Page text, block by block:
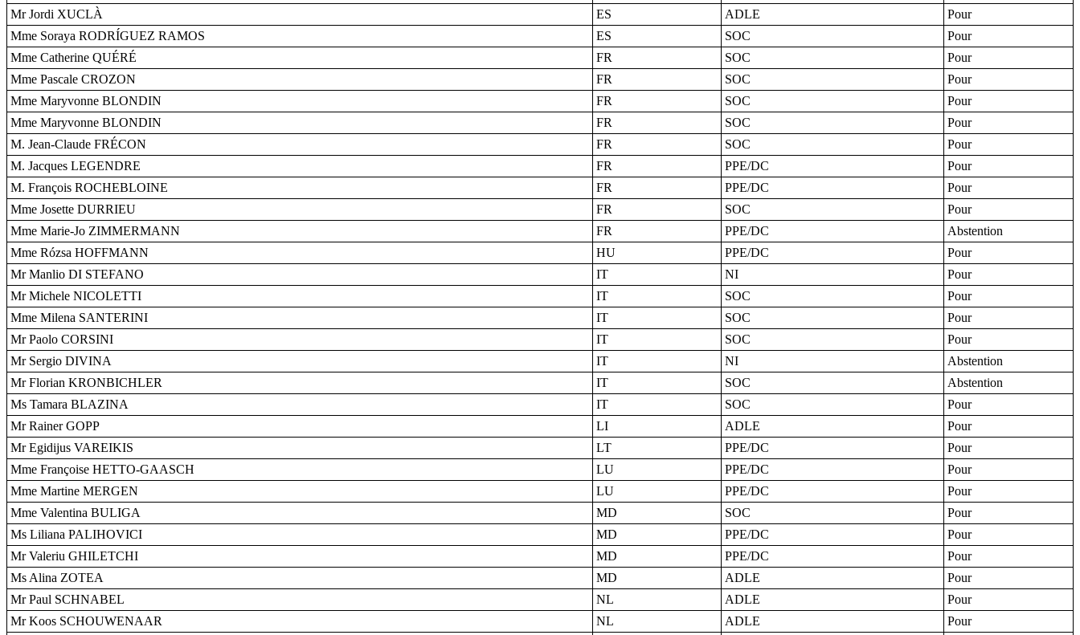
Mr Jordi XUCLÀ
ES ADLE
Pour
Mme Soraya RODRÍGUEZ RAMOS
ES SOC
Pour
Mme Catherine QUÉRÉ
FR SOC
Pour
Mme Pascale CROZON
FR SOC
Pour
Mme Maryvonne BLONDIN
FR SOC
Pour
Mme Maryvonne BLONDIN
FR SOC
Pour
M. Jean-Claude FRÉCON
FR SOC
Pour
M. Jacques LEGENDRE
FR PPE/DC
Pour
M. François ROCHEBLOINE
FR PPE/DC
Pour
Mme Josette DURRIEU
FR SOC
Pour
Mme Marie-Jo ZIMMERMANN
FR PPE/DC
Abstention
Mme Rózsa HOFFMANN
HU PPE/DC
Pour
Mr Manlio DI STEFANO
IT NI
Pour
Mr Michele NICOLETTI
IT SOC
Pour
Mme Milena SANTERINI
IT SOC
Pour
Mr Paolo CORSINI
IT SOC
Pour
Mr Sergio DIVINA
IT NI
Abstention
Mr Florian KRONBICHLER
IT SOC
Abstention
Ms Tamara BLAZINA
IT SOC
Pour
Mr Rainer GOPP
LI ADLE
Pour
Mr Egidijus VAREIKIS
LT PPE/DC
Pour
Mme Françoise HETTO-GAASCH
LU PPE/DC
Pour
Mme Martine MERGEN
LU PPE/DC
Pour
Mme Valentina BULIGA
MD SOC
Pour
Ms Liliana PALIHOVICI
MD PPE/DC
Pour
Mr Valeriu GHILETCHI
MD PPE/DC
Pour
Ms Alina ZOTEA
MD ADLE
Pour
Mr Paul SCHNABEL
NL ADLE
Pour
Mr Koos SCHOUWENAAR
NL ADLE
Pour